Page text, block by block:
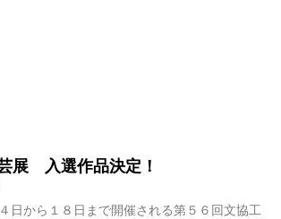
展 入選作品決定！
日から１８日まで開催される第５６回文協工